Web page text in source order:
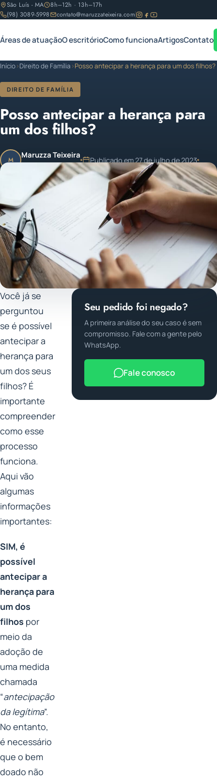
São Luís - MA
8h–12h · 13h–17h
(98) 3089-5998
contato@maruzzateixeira.com
Áreas de atuaçãoO escritórioComo funcionaArtigosContato
Início›Direito de Família ›Posso antecipar a herança para um dos filhos?
DIREITO DE FAMÍLIA
Posso antecipar a herança para
um dos filhos?
M Maruzza Teixeira
OAB/MA 11.810
Publicado em 27 de julho de 2023
1 min de leitura
Você já se
perguntou
se é possível
antecipar a
herança para
um dos seus
filhos? É
importante
compreender
como esse
processo
funciona.
Aqui vão
algumas
informações
importantes:
SIM, é
possível
antecipar a
herança para
um dos
filhos por
meio da
adoção de
uma medida
chamada
“antecipação
da legítima”.
No entanto,
é necessário
que o bem
doado não
Seu pedido foi negado?
A primeira análise do seu caso é sem
compromisso. Fale com a gente pelo
WhatsApp.
Fale conosco